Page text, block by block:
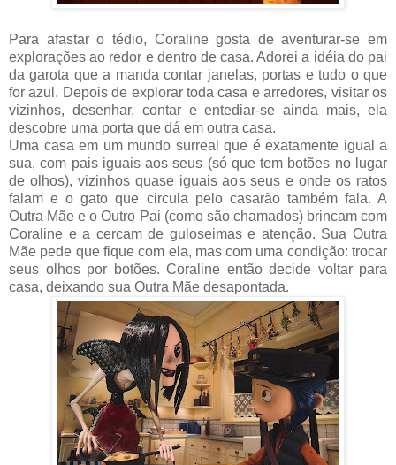
Para afastar o tédio, Coraline gosta de aventurar-se em
explorações ao redor e dentro de casa. Adorei a idéia do pai
da garota que a manda contar janelas, portas e tudo o que
for azul. Depois de explorar toda casa e arredores, visitar os
vizinhos, desenhar, contar e entediar-se ainda mais, ela
descobre uma porta que dá em outra casa.
Uma casa em um mundo surreal que é exatamente igual a
sua, com pais iguais aos seus (só que tem botões no lugar
de olhos), vizinhos quase iguais aos seus e onde os ratos
falam e o gato que circula pelo casarão também fala. A
Outra Mãe e o Outro Pai (como são chamados) brincam com
Coraline e a cercam de guloseimas e atenção. Sua Outra
Mãe pede que fique com ela, mas com uma condição: trocar
seus olhos por botões. Coraline então decide voltar para
casa, deixando sua Outra Mãe desapontada.